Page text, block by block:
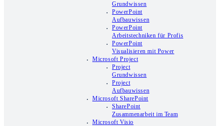
Grundwissen
PowerPoint
Aufbauwissen
PowerPoint
Arbeitstechniken für Profis
PowerPoint
Visualisieren mit Power
Microsoft Project
Project
Grundwissen
Project
Aufbauwissen
Microsoft SharePoint
SharePoint
Zusammenarbeit im Team
Microsoft Visio